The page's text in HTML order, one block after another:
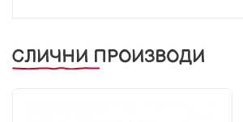
СЛИЧНИ ПРОИЗВОДИ